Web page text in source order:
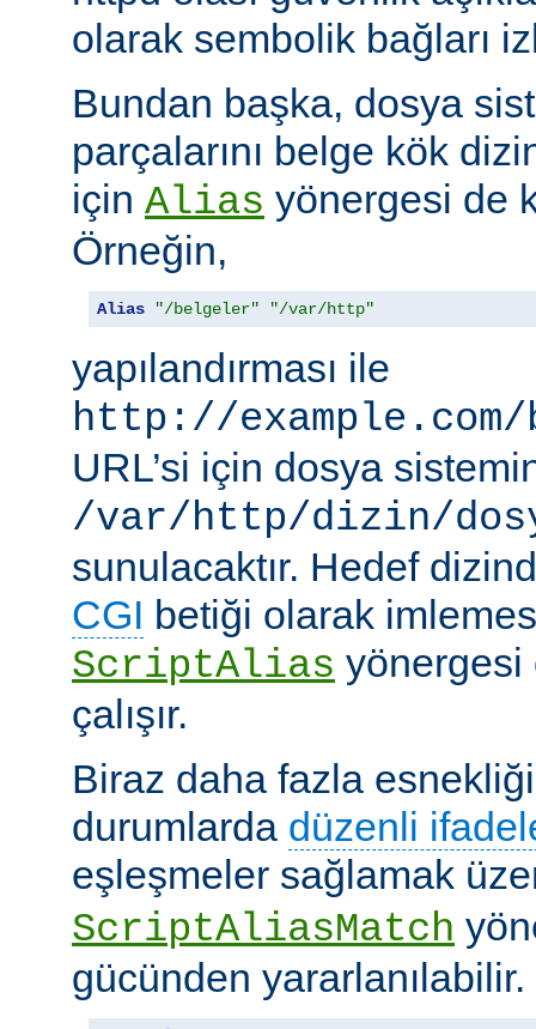
olarak sembolik bağları
Bundan başka, dosya
parçalarını belge kök
için Alias yönergesi de
Örneğin,
Alias "/belgeler" "/var/http"
yapılandırması ile
http://
URL’si için dosya
/var/http/dizin/
sunulacaktır. Hedef
CGI betiği olarak
ScriptAlias yönergesi
çalışır.
Biraz daha fazla
durumlarda düzenli
eşleşmeler sağlamak
ScriptAliasMatch
gücünden